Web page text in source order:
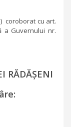
coroborat cu art.
a Guvernului nr.
RĂDĂȘENI